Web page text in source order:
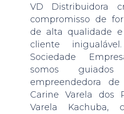
VD Distribuidora
compromisso de
de alta qualidade
cliente
Sociedade
somos
empreendedora de
Carine Varela dos
Varela Kachuba,